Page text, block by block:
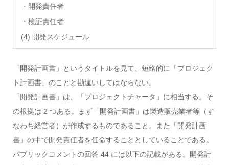
・開発責任者
・検証責任者
(4) 開発スケジュール
「開発計画書」というタイトルを見て、短絡的に「プロジェク
ト計画書」のことと勘違いしてはならない。
「開発計画書」は、「プロジェクトチャータ」に相当する。そ
の根拠は 2 つある。まず「開発計画書」は製造販売業者等（す
なわち経営者）が作成するものであること。また「開発計画
書」の中で開発責任者を任命することとしていることである。
パブリックコメントの回答 44 には以下の記載がある。開発計